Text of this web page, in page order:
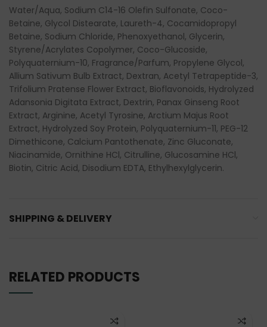
Water/Aqua, Sodium C14-16 Olefin Sulfonate, Coco-
Betaine, Glycol Distearate, Laureth-4, Cocamidopropyl
Betaine, Sodium Chloride, Phenoxyethanol, Glycerin,
Styrene/Acrylates Copolymer, Coco-Glucoside,
Polyquaternium-10, Fragrance/Parfum, Propylene Glycol,
Allium Sativum Bulb Extract, Dextran, Acetyl Tetrapeptide-3,
Trifolium Pratense Flower Extract, Bioflavonoids, Hydrolyzed
Adansonia Digitata Extract, Dextrin, Panax Ginseng Root
Extract, Arginine, Acetyl Tyrosine, Arctium Majus Root
Extract, Hydrolyzed Soy Protein, Polyquaternium-11, PEG-12
Dimethicone, Calcium Pantothenate, Zinc Gluconate,
Niacinamide, Ornithine HCl, Citrulline, Glucosamine HCl,
Biotin, Citric Acid, Disodium EDTA, Ethylhexylglycerin.
SHIPPING & DELIVERY
RELATED PRODUCTS